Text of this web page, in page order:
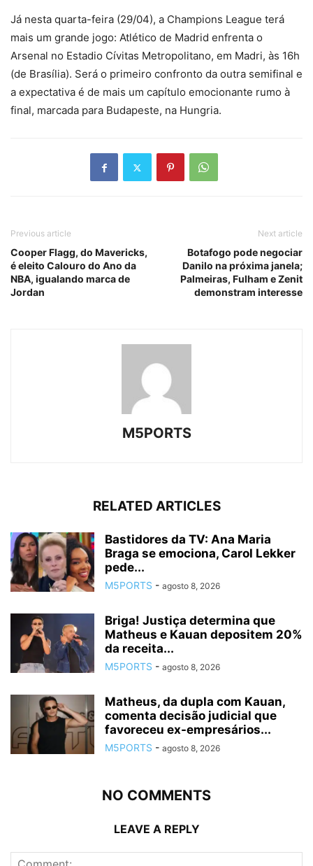
Já nesta quarta-feira (29/04), a Champions League terá
mais um grande jogo: Atlético de Madrid enfrenta o
Arsenal no Estadio Cívitas Metropolitano, em Madri, às 16h
(de Brasília). Será o primeiro confronto da outra semifinal e
a expectativa é de mais um capítulo emocionante rumo à
final, marcada para Budapeste, na Hungria.
Previous article
Cooper Flagg, do Mavericks,
é eleito Calouro do Ano da
NBA, igualando marca de
Jordan
Next article
Botafogo pode negociar
Danilo na próxima janela;
Palmeiras, Fulham e Zenit
demonstram interesse
M5PORTS
RELATED ARTICLES
Bastidores da TV: Ana Maria
Braga se emociona, Carol Lekker
pede...
M5PORTS - agosto 8, 2026
Briga! Justiça determina que
Matheus e Kauan depositem 20%
da receita...
M5PORTS - agosto 8, 2026
Matheus, da dupla com Kauan,
comenta decisão judicial que
favoreceu ex-empresários...
M5PORTS - agosto 8, 2026
NO COMMENTS
LEAVE A REPLY